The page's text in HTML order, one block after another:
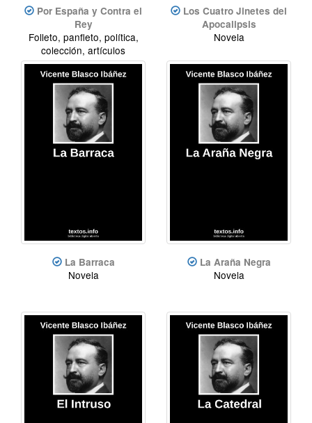
Por España y Contra el
Rey
Folleto, panfleto, política,
colección, artículos
Los Cuatro Jinetes del
Apocalipsis
Novela
La Barraca
Novela
La Araña Negra
Novela